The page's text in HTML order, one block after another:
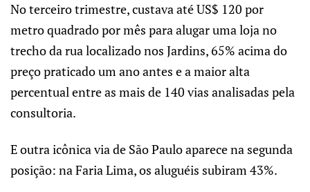
No terceiro trimestre, custava até US$ 120 por
metro quadrado por mês para alugar uma loja no
trecho da rua localizado nos Jardins, 65% acima do
preço praticado um ano antes e a maior alta
percentual entre as mais de 140 vias analisadas pela
consultoria.
E outra icônica via de São Paulo aparece na segunda
posição: na Faria Lima, os aluguéis subiram 43%.